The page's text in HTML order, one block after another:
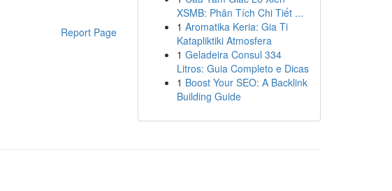
Report Page
XSMB: Phân Tích Chi Tiết ...
1 Aromatika Keria: Gia Ti
Katapliktiki Atmosfera
1 Geladeira Consul 334
Litros: Guia Completo e Dicas
1 Boost Your SEO: A Backlink
Building Guide